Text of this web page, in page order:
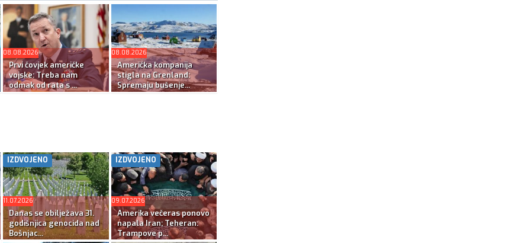
08.08.2026
Prvi čovjek američke
vojske: Treba nam
odmak od rata s ...
08.08.2026
Američka kompanija
stigla na Grenland:
Spremaju bušenje...
IZDVOJENO
11.07.2026
Danas se obilježava 31.
godišnjica genocida nad
Bošnjac...
IZDVOJENO
09.07.2026
Amerika večeras ponovo
napala Iran; Teheran:
Trampove p...